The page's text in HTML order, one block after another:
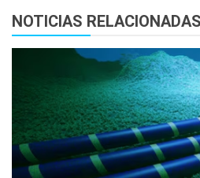
NOTICIAS RELACIONADAS